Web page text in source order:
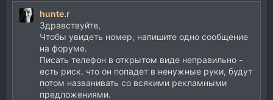
hunte.r
Здравствуйте,
Чтобы увидеть номер, напишите одно сообщение
на форуме.
Писать телефон в открытом виде неправильно -
есть риск. что он попадет в ненужные руки, будут
потом названивать со всякими рекламными
предложениями.